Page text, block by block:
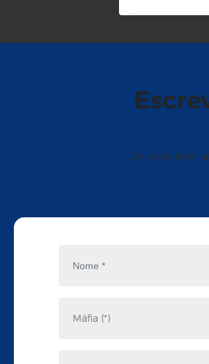
Se você tiver